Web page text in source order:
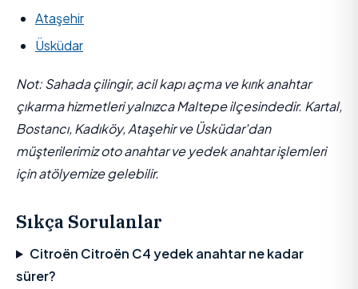
Ataşehir
Üsküdar
Not: Sahada çilingir, acil kapı açma ve kırık anahtar
çıkarma hizmetleri yalnızca Maltepe ilçesindedir. Kartal,
Bostancı, Kadıköy, Ataşehir ve Üsküdar'dan
müşterilerimiz oto anahtar ve yedek anahtar işlemleri
için atölyemize gelebilir.
Sıkça Sorulanlar
Citroën Citroën C4 yedek anahtar ne kadar
sürer?